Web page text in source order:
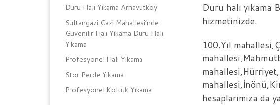
Duru halı yıkama
hizmetinizde.
100.Yıl
hesaplarımıza da
Duru Halı Yıkama Arnavutköy
Sultangazi Gazi Mahallesi’nde
Güvenilir Halı Yıkama Duru Halı
Yıkama
Profesyonel Halı Yıkama
Stor Perde Yıkama
Profesyonel Koltuk Yıkama